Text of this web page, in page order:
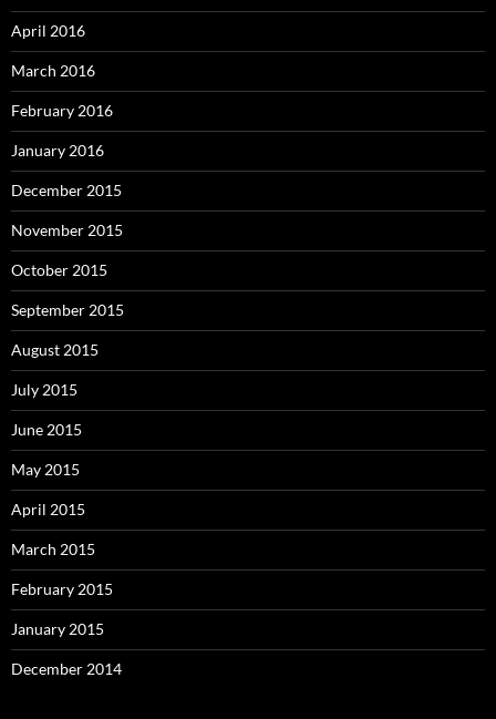
April 2016
March 2016
February 2016
January 2016
December 2015
November 2015
October 2015
September 2015
August 2015
July 2015
June 2015
May 2015
April 2015
March 2015
February 2015
January 2015
December 2014